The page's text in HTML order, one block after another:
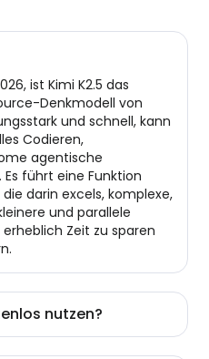
ist Kimi K2.5 das
Denkmodell von
und schnell, kann
Codieren,
agentische
führt eine Funktion
darin excels, komplexe,
und parallele
Zeit zu sparen
nutzen?